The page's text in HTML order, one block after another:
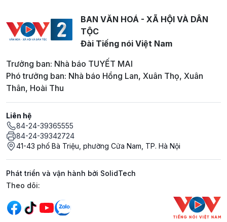
BAN VĂN HOÁ - XÃ HỘI VÀ DÂN
TỘC
Đài Tiếng nói Việt Nam
Trưởng ban: Nhà báo TUYẾT MAI
Phó trưởng ban: Nhà báo Hồng Lan, Xuân Thọ, Xuân
Thân, Hoài Thu
Liên hệ
84-24-39365555
84-24-39342724
41-43 phố Bà Triệu, phường Cửa Nam, TP. Hà Nội
Phát triển và vận hành bởi SolidTech
Mạng xã hội
Theo dõi: